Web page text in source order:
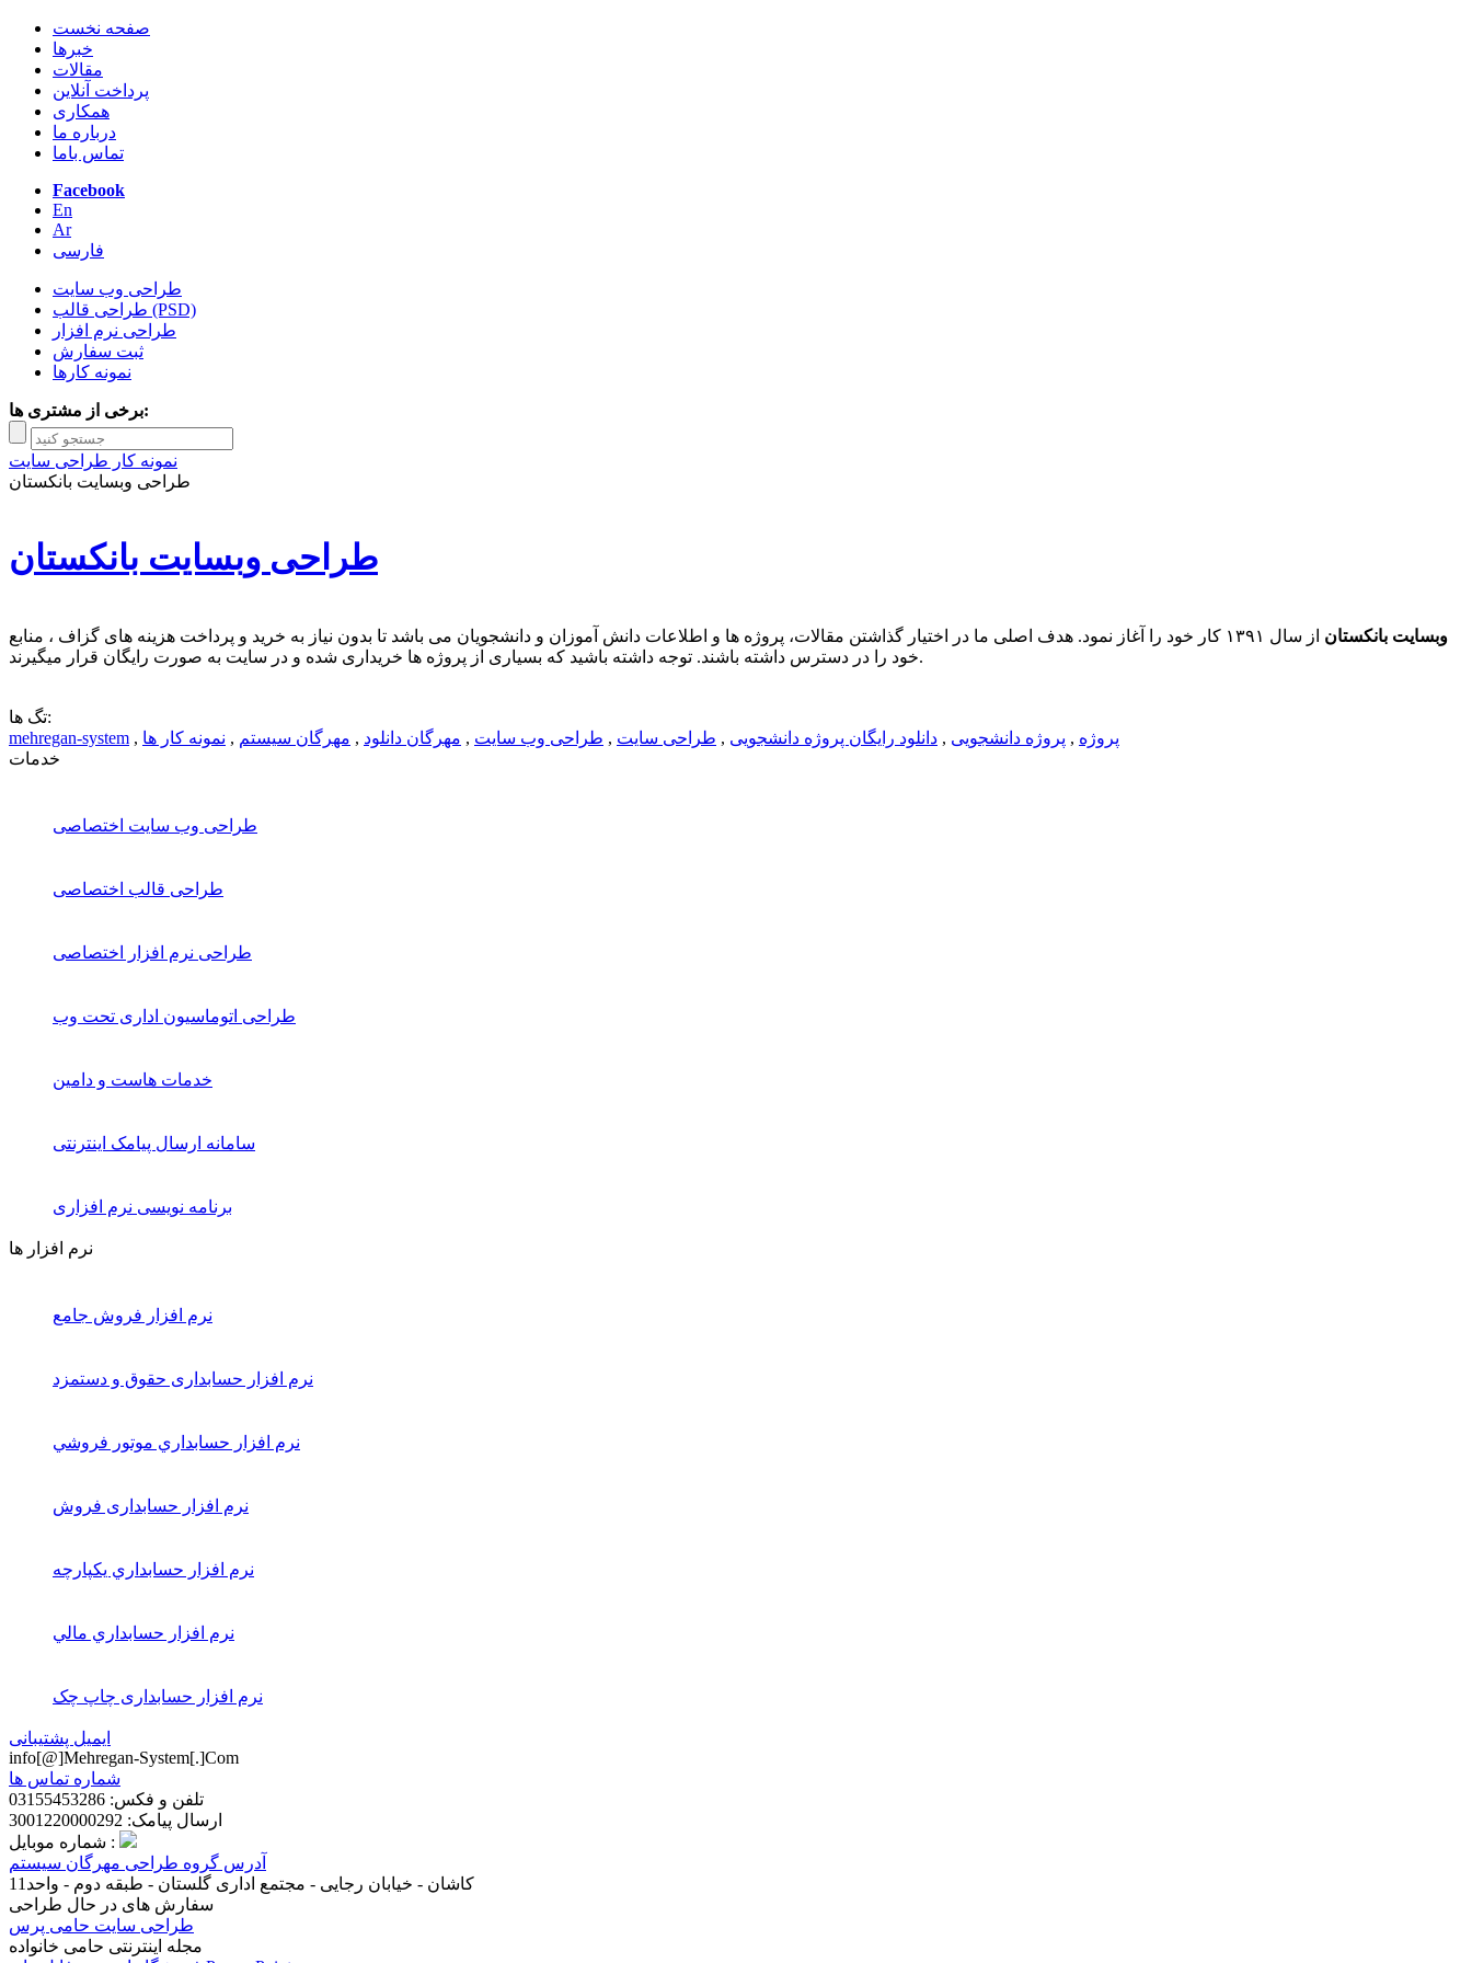
صفحه نخست
خبرها
مقالات
پرداخت آنلاین
همکاری
درباره ما
تماس باما
Facebook
En
Ar
فارسی
طراحی وب سایت
طراحی قالب (PSD)
طراحی نرم افزار
ثبت سفارش
نمونه کارها
برخی از مشتری ها:
نمونه کار طراحی سایت
طراحی وبسایت بانکستان
طراحی وبسایت بانکستان
وبسایت بانکستان
از سال ۱۳۹۱ کار خود را آغاز نمود. هدف اصلی ما در اختیار گذاشتن مقالات، پروژه ها و اطلاعات دانش آموزان و دانشجویان می باشد تا بدون نیاز به خرید و پرداخت هزینه های گزاف ، منابع
خود را در دسترس داشته باشند. توجه داشته باشید که بسیاری از پروژه ها خریداری شده و در سایت به صورت رایگان قرار میگیرند.
تگ ها:
mehregan-system , پروژه , پروژه دانشجویی , دانلود رایگان پروژه دانشجویی , طراحی سایت , طراحی وب سایت , مهرگان دانلود , مهرگان سیستم , نمونه کار ها
خدمات
طراحی وب سایت اختصاصی
طراحی قالب اختصاصی
طراحی نرم افزار اختصاصی
طراحی اتوماسیون اداری تحت وب
خدمات هاست و دامین
سامانه ارسال پیامک اینترنتی
برنامه نویسی نرم افزاری
نرم افزار ها
نرم افزار فروش جامع
نرم افزار حسابداری حقوق و دستمزد
نرم افزار حسابداري موتور فروشي
نرم افزار حسابداری فروش
نرم افزار حسابداري يكپارچه
نرم افزار حسابداري مالي
نرم افزار حسابداری چاپ چک
ایمیل پشتیبانی
info[@]Mehregan-System[.]Com
شماره تماس ها
تلفن و فکس: 03155453286
ارسال پیامک: 3001220000292
شماره موبایل :
آدرس گروه طراحی مهرگان سیستم
کاشان - خیابان رجایی - مجتمع اداری گلستان - طبقه دوم - واحد11
سفارش های در حال طراحی
طراحی سایت حامی پرس
مجله اینترنتی حامی خانواده